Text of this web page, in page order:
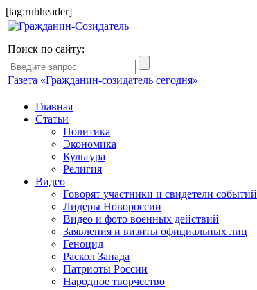
[tag:rubheader]
Поиск по сайту:
Газета «Гражданин-созидатель сегодня»
Главная
Статьи
Политика
Экономика
Культура
Религия
Видео
Говорят участники и свидетели событий
Лидеры Новороссии
Видео и фото военных действий
Заявления и визиты официальных лиц
Геноцид
Раскол Запада
Патриоты России
Народное творчество